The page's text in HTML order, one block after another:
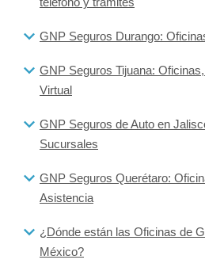
GNP Seguros Durango:
GNP Seguros Tijuana:
Virtual
GNP Seguros de Auto en
Sucursales
GNP Seguros Querétaro:
Asistencia
¿Dónde están las Oficinas de
México?